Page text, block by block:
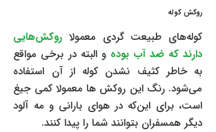
روکش کوله
کوله‌های طبیعت گردی معمولا روکش‌هایی
دارند که ضد آب بوده و البته در برخی مواقع
به خاطر کثیف نشدن کوله از آن استفاده
می‌شود. رنگ این روکش ها معمولا کمی جیغ
است، برای این‌که در هوای بارانی و مه آلود
دیگر همسفران بتوانند شما را پیدا کنند.